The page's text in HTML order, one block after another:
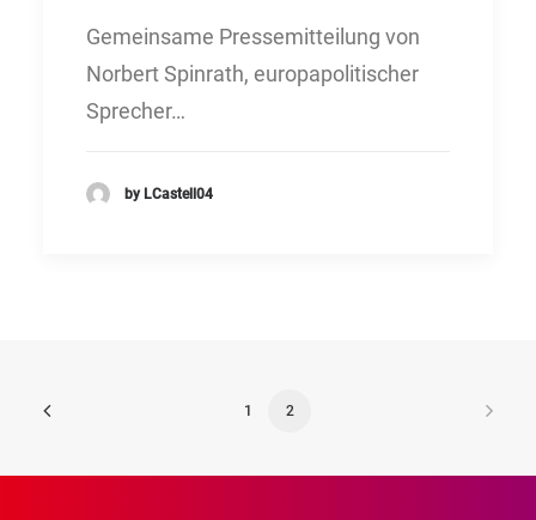
Gemeinsame Pressemitteilung von
Norbert Spinrath, europapolitischer
Sprecher…
by LCastell04
1 2